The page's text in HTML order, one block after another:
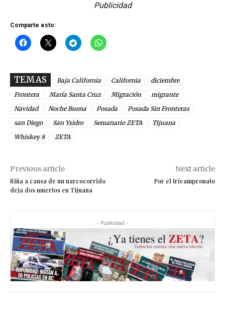
Publicidad
Comparte esto:
TEMAS Baja California California
diciembre
Frontera
María Santa Cruz Migración
migrante
Navidad
Noche Buena Posada
Posada Sin Fronteras
san Diego
San Ysidro Semanario ZETA
Tijuana
Whiskey 8
ZETA
Previous article
Riña a causa de un narcocorrido
deja dos muertos en Tijuana
Next article
Por el tricampeonato
- Publicidad -